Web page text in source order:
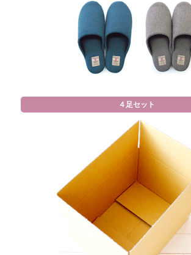
４足セット